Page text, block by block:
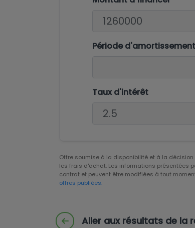
Période d'amortissement
Taux d'intérêt
Offre soumise à la disponibilité et à la
les frais d'achat. Les informations présentées
contrat et peuvent être modifiées à tout
offres publiées.
Aller aux résultats de la